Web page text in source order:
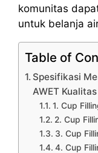
komunitas
untuk belanja
Table of
Spesifikasi
AWET
1. Cup
2. Cup
3. Cup
4. Cup